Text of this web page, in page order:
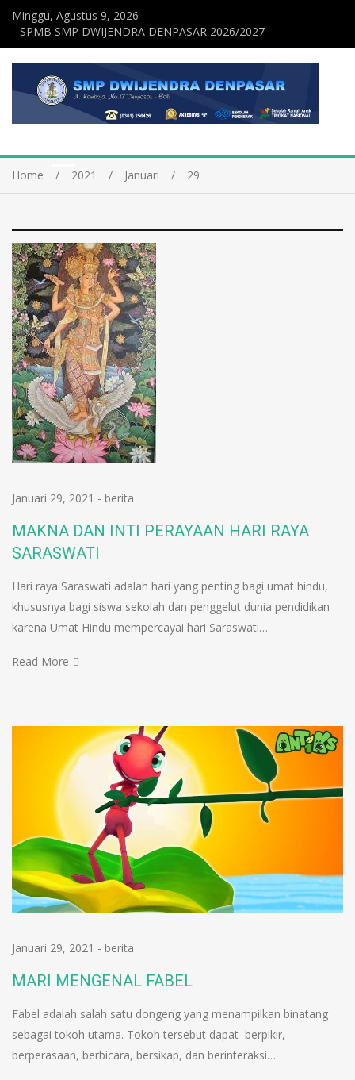
Minggu, Agustus 9, 2026
SPMB SMP DWIJENDRA DENPASAR 2026/2027
Home 2021 Januari 29
Januari 29, 2021 - berita
MAKNA DAN INTI PERAYAAN HARI RAYA
SARASWATI
Hari raya Saraswati adalah hari yang penting bagi umat hindu,
khususnya bagi siswa sekolah dan penggelut dunia pendidikan
karena Umat Hindu mempercayai hari Saraswati…
Read More
Januari 29, 2021 - berita
MARI MENGENAL FABEL
Fabel adalah salah satu dongeng yang menampilkan binatang
sebagai tokoh utama. Tokoh tersebut dapat berpikir,
berperasaan, berbicara, bersikap, dan berinteraksi…